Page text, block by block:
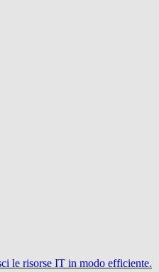
le risorse IT in modo efficiente.